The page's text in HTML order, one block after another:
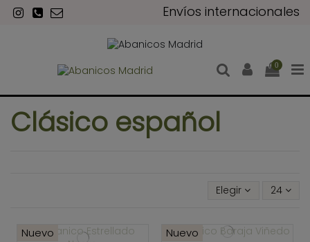
Envíos internacionales
0
Clásico español
Elegir 24
Nuevo Nuevo